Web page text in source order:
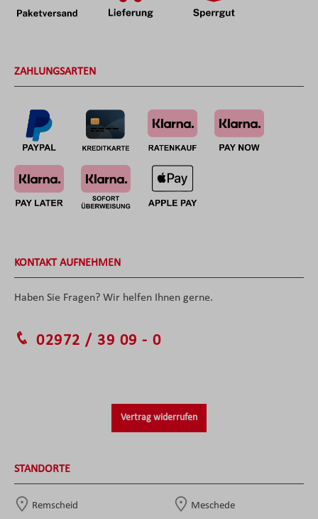
ZAHLUNGSARTEN
KONTAKT AUFNEHMEN
Haben Sie Fragen? Wir helfen Ihnen gerne.
02972 / 39 09 - 0
Vertrag widerrufen
STANDORTE
Remscheid Meschede